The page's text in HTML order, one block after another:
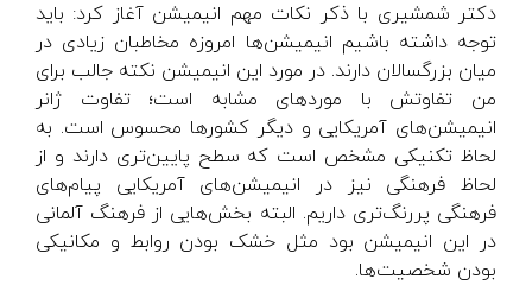
دکتر شمشیری با ذکر نکات مهم انیمیشن آغاز کرد: باید
توجه داشته باشیم انیمیشن‌ها امروزه مخاطبان زیادی در
میان بزرگسالان دارند. در مورد این انیمیشن نکته جالب برای
من تفاوتش با موردهای مشابه است؛ تفاوت ژانر
انیمیشن‌های آمریکایی و دیگر کشورها محسوس است. به
لحاظ تکنیکی مشخص است که سطح پایین‌تری دارند و از
لحاظ فرهنگی نیز در انیمیشن‌های آمریکایی پیام‌های
فرهنگی پررنگ‌تری داریم. البته بخش‌هایی از فرهنگ آلمانی
در این انیمیشن بود مثل خشک بودن روابط و مکانیکی
بودن شخصیت‌ها.